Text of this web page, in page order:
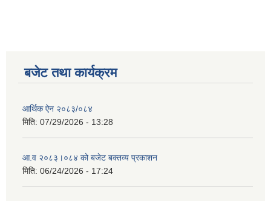
बजेट तथा कार्यक्रम
आर्थिक ऐन २०८३/०८४
मिति: 07/29/2026 - 13:28
आ.व २०८३।०८४ को बजेट बक्तव्य प्रकाशन
मिति: 06/24/2026 - 17:24